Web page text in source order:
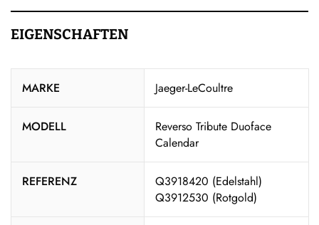
EIGENSCHAFTEN
MARKE Jaeger-LeCoultre
MODELL
Reverso Tribute Duoface
Calendar
REFERENZ
Q3918420 (Edelstahl)
Q3912530 (Rotgold)